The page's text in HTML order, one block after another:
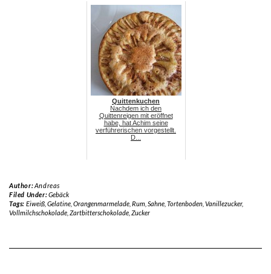
Quittenkuchen
Nachdem ich den
Quittenreigen mit eröffnet
habe, hat Achim seine
verführerischen vorgestellt.
D...
Author:Andreas
Filed Under:Gebäck
Tags: Eiweiß, Gelatine, Orangenmarmelade, Rum Sahne, Tortenboden, Vanillezucker,
Vollmilchschokolade Zartbitterschokolade Zucker